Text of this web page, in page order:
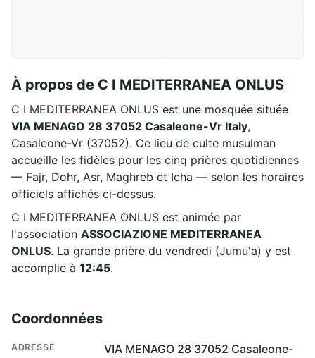
À propos de C I MEDITERRANEA ONLUS
C I MEDITERRANEA ONLUS est une mosquée située
VIA MENAGO 28 37052 Casaleone-Vr Italy,
Casaleone-Vr (37052). Ce lieu de culte musulman
accueille les fidèles pour les cinq prières quotidiennes
— Fajr, Dohr, Asr, Maghreb et Icha — selon les horaires
officiels affichés ci-dessus.
C I MEDITERRANEA ONLUS est animée par
l'association ASSOCIAZIONE MEDITERRANEA
ONLUS. La grande prière du vendredi (Jumu'a) y est
accomplie à 12:45.
Coordonnées
ADRESSE
VIA MENAGO 28 37052 Casaleone-